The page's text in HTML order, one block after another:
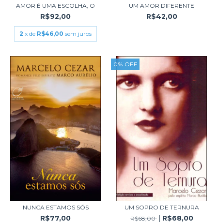
AMOR É UMA ESCOLHA, O
R$92,00
2 x de R$46,00 sem juros
UM AMOR DIFERENTE
R$42,00
NUNCA ESTAMOS SÓS
R$77,00
0% OFF
UM SOPRO DE TERNURA
R$68,00
R$68,00